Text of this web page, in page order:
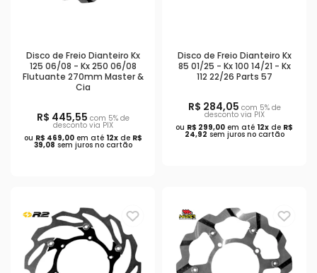
Disco de Freio Dianteiro Kx
125 06/08 - Kx 250 06/08
Flutuante 270mm Master &
Cia
R$ 445,55 com 5% de
desconto via PIX
ou R$ 469,00em até 12xde R$
39,08 sem juros no cartão
Disco de Freio Dianteiro Kx
85 01/25 - Kx 100 14/21 - Kx
112 22/26 Parts 57
R$ 284,05 com 5% de
desconto via PIX
ou R$ 299,00 em até 12x de R$
24,92 sem juros no cartão